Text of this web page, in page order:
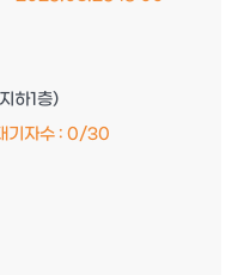
하1층)
기자수 : 0/30